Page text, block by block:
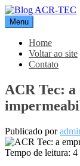
Pular
para
o
conteúdo
Blog ACR-TEC
Menu
Home
Voltar ao site
Contato
ACR Tec: a
Publicado por
Tempo de leitura: 4